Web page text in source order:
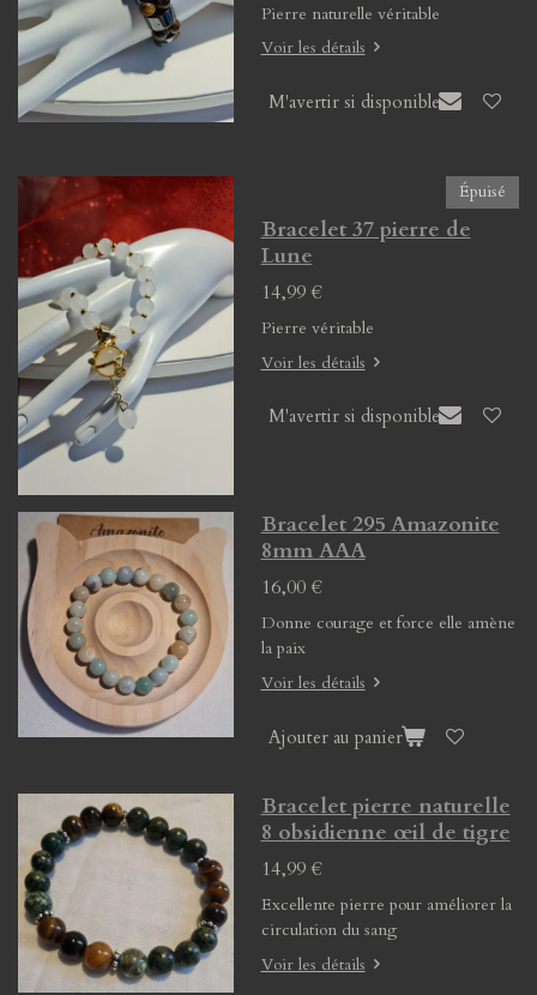
Pierre naturelle véritable
Voir les détails
M'avertir si disponible
Épuisé
Bracelet 37 pierre de
Lune
14,99 €
Pierre véritable
Voir les détails
M'avertir si disponible
Bracelet 295 Amazonite
8mm AAA
16,00 €
Donne courage et force elle amène
la paix
Voir les détails
Ajouter au panier
Bracelet pierre naturelle
8 obsidienne œil de tigre
14,99 €
Excellente pierre pour améliorer la
circulation du sang
Voir les détails